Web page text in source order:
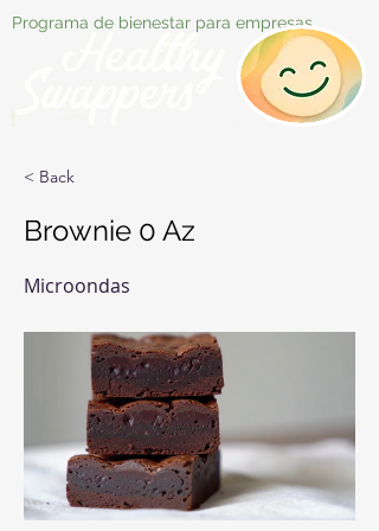
Programa de bienestar para empresas
< Back
Brownie 0 Az
Microondas